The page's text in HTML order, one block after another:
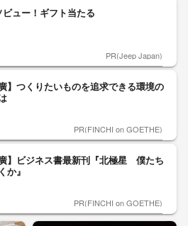
ュー！ギフト当たる
PR(Jeep Japan)
】つくりたいものを追求できる環境の
PR(FINCHI on GOETHE)
廣】ビジネス書最新刊『北極星 僕たち
か』
PR(FINCHI on GOETHE)